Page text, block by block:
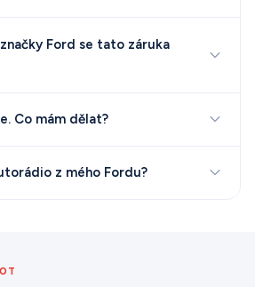
Ford se tato záruka
Co mám dělat?
z mého Fordu?